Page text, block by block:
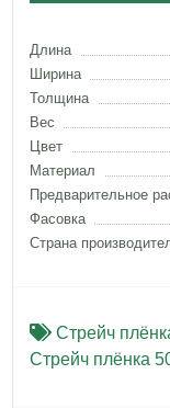
Длина
Ширина
Толщина
Вес
Цвет
Материал
Предварительное
Фасовка
Страна
Стрейч
Стрейч плёнка